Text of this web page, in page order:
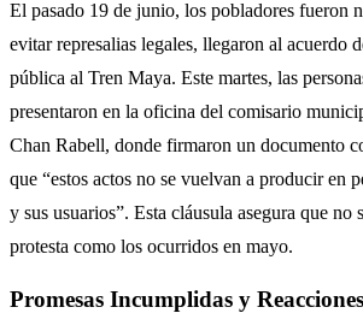
El pasado 19 de junio, los pobladores fueron
evitar represalias legales, llegaron al acuerdo
pública al Tren Maya. Este martes, las
presentaron en la oficina del comisario
Chan Rabell, donde firmaron un documento
que “estos actos no se vuelvan a producir en
y sus usuarios”. Esta cláusula asegura que no
protesta como los ocurridos en mayo.
Promesas Incumplidas y Reacciones